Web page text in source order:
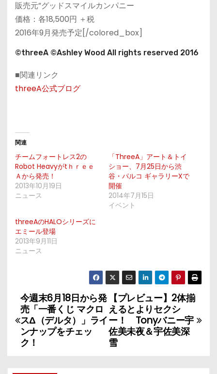
販売元”グッドスマイルカンパニー
価格：各18,500円 ＋税
2016年9月発売予定[/colored_box]
©threeA ©Ashley Wood All rights reserved 2016
■関連リンク
threeA公式ブログ
関連
チームフォートレス2の
Robot Heavyがtｈｒｅｅ
Ａから発売！
2013年10月19日
ニュース
「ThreeA」アート＆トイ
ショー、7月25日から渋
谷・パルコ ギャラリーXで
開催
2014年7月15日
イベント
threeAのHALOシリーズに
エミール登場
2013年9月11日
ニュース
投
稿
ナ
【プレビュー】2体揃
えるとよりセクシ
ー！ Tonyバニー宇
佐美未夜＆宇佐美深
雪
今週末6月18日から発
売「一番くじ マクロ
スΔ（デルタ）」ライ
ンナップをチェッ
ク！